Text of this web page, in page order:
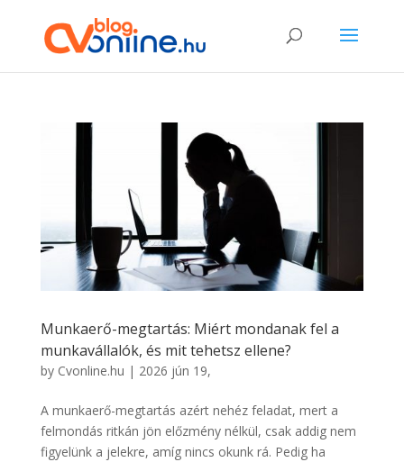
Munkaerő-megtartás: Miért mondanak fel a
munkavállalók, és mit tehetsz ellene?
by Cvonline.hu | 2026 jún 19,
A munkaerő-megtartás azért nehéz feladat, mert a
felmondás ritkán jön előzmény nélkül, csak addig nem
figyelünk a jelekre, amíg nincs okunk rá. Pedig ha